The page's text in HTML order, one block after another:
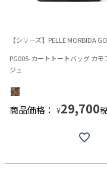
【シリーズ】PELLE MORBIDA
PG005-カートトートバッグ カモ
ジュ
商品価格： ¥29,700